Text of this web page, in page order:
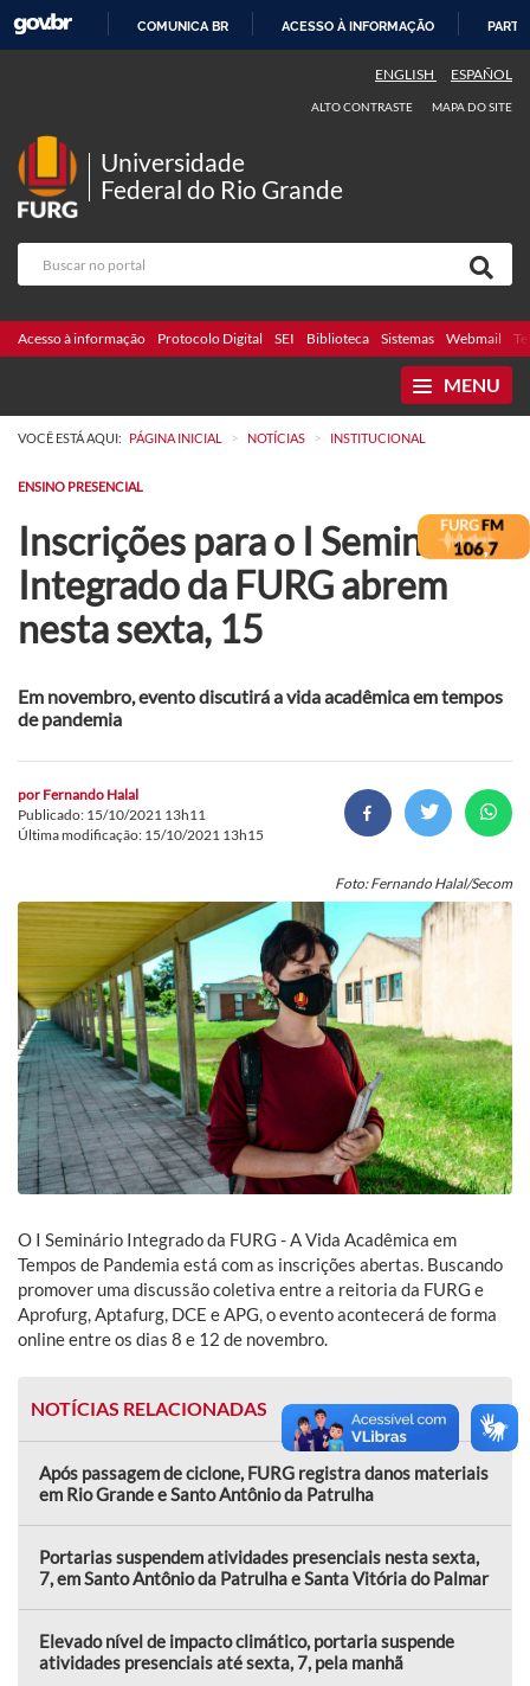
COMUNICA BR ACESSO À INFORMAÇÃO
ENGLISH ESPAÑOL
ALTO CONTRASTE MAPA DO SITE
Universidade
Federal do Rio Grande
Acesso à informação Protocolo Digital SEI Biblioteca Sistemas Webmail
MENU
VOCÊ ESTÁ AQUI: PÁGINA INICIAL > NOTÍCIAS > INSTITUCIONAL
ENSINO PRESENCIAL
Inscrições para o I Seminário
Integrado da FURG abrem
nesta sexta, 15
Em novembro, evento discutirá a vida acadêmica em tempos
de pandemia
por Fernando Halal
Publicado: 15/10/2021 13h11
Última modificação: 15/10/2021 13h15
Foto: Fernando Halal/Secom
O I Seminário Integrado da FURG - A Vida Acadêmica em
Tempos de Pandemia está com as inscrições abertas. Buscando
promover uma discussão coletiva entre a reitoria da FURG e
Aprofurg, Aptafurg, DCE e APG, o evento acontecerá de forma
online entre os dias 8 e 12 de novembro.
NOTÍCIAS RELACIONADAS
Após passagem de ciclone, FURG registra danos materiais
em Rio Grande e Santo Antônio da Patrulha
Portarias suspendem atividades presenciais nesta sexta,
7, em Santo Antônio da Patrulha e Santa Vitória do Palmar
Elevado nível de impacto climático, portaria suspende
atividades presenciais até sexta, 7, pela manhã